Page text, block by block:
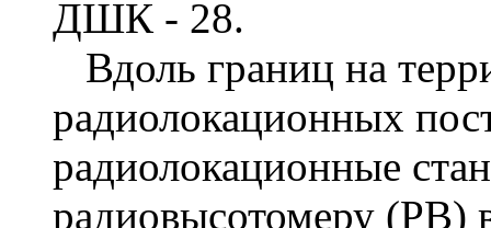
ДШК - 28.
Вдоль границ на
радиолокационных
радиолокационные
радиовысотомеру (РВ)